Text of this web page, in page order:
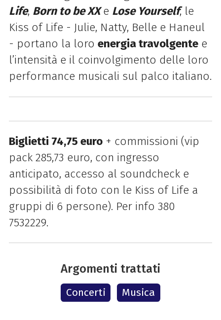
Life, Born to be XXe Lose Yourself, le
Kiss of Life - Julie, Natty, Belle e Haneul
- portano la loro energia travolgentee
l’intensità e il coinvolgimento delle loro
performance musicali sul palco italiano.
Biglietti 74,75 euro+ commissioni (vip
pack 285,73 euro, con ingresso
anticipato, accesso al soundcheck e
possibilità di foto con le Kiss of Life a
gruppi di 6 persone). Per info 380
7532229.
Argomenti trattati
Concerti Musica